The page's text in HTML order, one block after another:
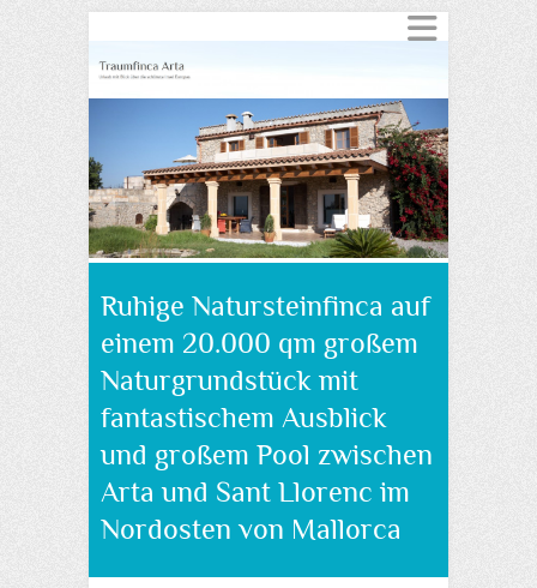
Ruhige Natursteinfinca auf
einem 20.000 qm großem
Naturgrundstück mit
fantastischem Ausblick
und großem Pool zwischen
Arta und Sant Llorenc im
Nordosten von Mallorca